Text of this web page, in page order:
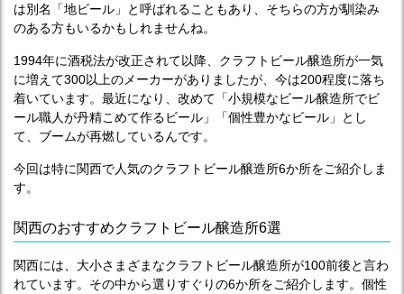
は別名「地ビール」と呼ばれることもあり、そちらの方が馴染み
のある方もいるかもしれませんね。
1994年に酒税法が改正されて以降、クラフトビール醸造所が一気
に増えて300以上のメーカーがありましたが、今は200程度に落ち
着いています。最近になり、改めて「小規模なビール醸造所でビ
ール職人が丹精こめて作るビール」「個性豊かなビール」とし
て、ブームが再燃しているんです。
今回は特に関西で人気のクラフトビール醸造所6か所をご紹介しま
す。
関西のおすすめクラフトビール醸造所6選
関西には、大小さまざまなクラフトビール醸造所が100前後と言わ
れています。その中から選りすぐりの6か所をご紹介します。個性